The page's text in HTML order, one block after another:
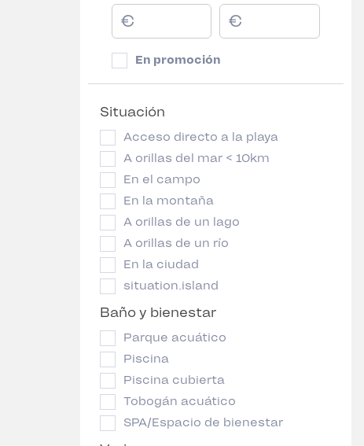
En promoción
Situación
Acceso directo a la playa
A orillas del mar < 10km
En el campo
En la montaña
A orillas de un lago
A orillas de un río
En la ciudad
situation.island
Baño y bienestar
Parque acuático
Piscina
Piscina cubierta
Tobogán acuático
SPA/Espacio de bienestar